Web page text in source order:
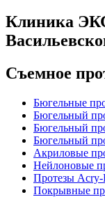
Клиника
Съемное
Бюгельные
Бюгельный
Бюгельный
Бюгельный
Акриловые
Нейлоновые
Протезы Acry-
Покрывные